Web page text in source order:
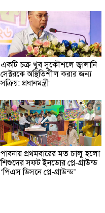
একটি চক্র খুব সুকৌশলে জ্বালানি
সেক্টরকে অস্থিতিশীল করার জন্য
সক্রিয়: প্রধানমন্ত্রী
পাবনায় প্রথমবারের মত চালু হলো
শিশুদের সফট ইনডোর প্লে-গ্রাউন্ড
‘পিএস ডিসনে প্লে-গ্রাউন্ড’